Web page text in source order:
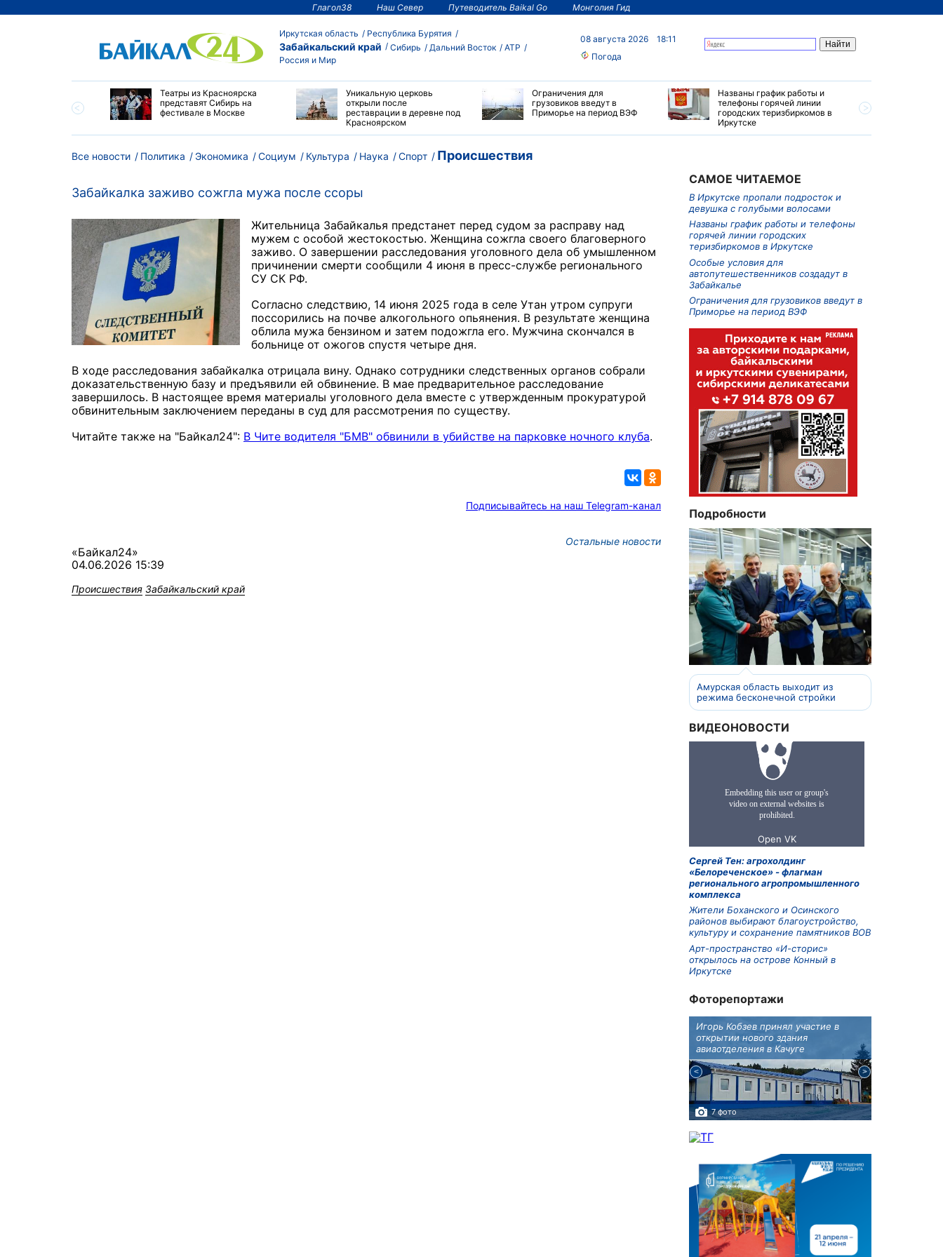
Глагол38 Наш Север Путеводитель Baikal Go Монголия Гид
Иркутская область Республика Бурятия
Забайкальский край Сибирь Дальний Восток
АТР
Россия и Мир
08 августа 2026
18:11
Погода
Алтайского края
и многолетний
Театры из Красноярска
представят Сибирь на
фестивале в Москве
Уникальную церковь
открыли после
реставрации в деревне под
Красноярском
Ограничения для
грузовиков введут в
Приморье на период ВЭФ
Названы график работы и
телефоны горячей линии
городских теризбиркомов в
Иркутске
Все новости Политика Экономика Социум Культура Наука Спорт Происшествия
Забайкалка заживо сожгла мужа после ссоры
Жительница Забайкалья предстанет перед судом за расправу над
мужем с особой жестокостью. Женщина сожгла своего благоверного
заживо. О завершении расследования уголовного дела об умышленном
причинении смерти сообщили 4 июня в пресс-службе регионального
СУ СК РФ.
Согласно следствию, 14 июня 2025 года в селе Утан утром супруги
поссорились на почве алкогольного опьянения. В результате женщина
облила мужа бензином и затем подожгла его. Мужчина скончался в
больнице от ожогов спустя четыре дня.
В ходе расследования забайкалка отрицала вину. Однако сотрудники следственных органов собрали
доказательственную базу и предъявили ей обвинение. В мае предварительное расследование
завершилось. В настоящее время материалы уголовного дела вместе с утвержденным прокуратурой
обвинительным заключением переданы в суд для рассмотрения по существу.
Читайте также на "Байкал24": В Чите водителя "БМВ" обвинили в убийстве на парковке ночного клуба.
Подписывайтесь на наш Telegram-канал
Остальные новости
«Байкал24»
04.06.2026 15:39
Происшествия Забайкальский край
САМОЕ ЧИТАЕМОЕ
В Иркутске пропали подросток и
девушка с голубыми волосами
Названы график работы и телефоны
горячей линии городских
теризбиркомов в Иркутске
Особые условия для
автопутешественников создадут в
Забайкалье
Ограничения для грузовиков введут в
Приморье на период ВЭФ
Подробности
Амурская область выходит из
режима бесконечной стройки
ВИДЕОНОВОСТИ
Сергей Тен: агрохолдинг
«Белореченское» - флагман
регионального агропромышленного
комплекса
Жители Боханского и Осинского
районов выбирают благоустройство,
культуру и сохранение памятников ВОВ
Арт-пространство «И-сторис»
открылось на острове Конный в
Иркутске
Фоторепортажи
Игорь Кобзев принял участие в
открытии нового здания
авиаотделения в Качуге
7 фото